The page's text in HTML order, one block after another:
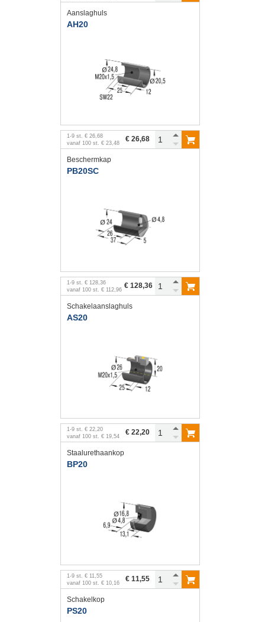
Aanslaghuls
AH20
1 -9 st. € 26,68
vanaf 100 st. € 23,48 € 26,68
Beschermkap
PB20SC
1 -9 st. € 128,36
vanaf 100 st. € 112,96 € 128,36
Schakelaanslaghuls
AS20
1 -9 st. € 22,20
vanaf 100 st. € 19,54 € 22,20
Staalurethaankop
BP20
1 -9 st. € 11,55
vanaf 100 st. € 10,16 € 11,55
Schakelkop
PS20